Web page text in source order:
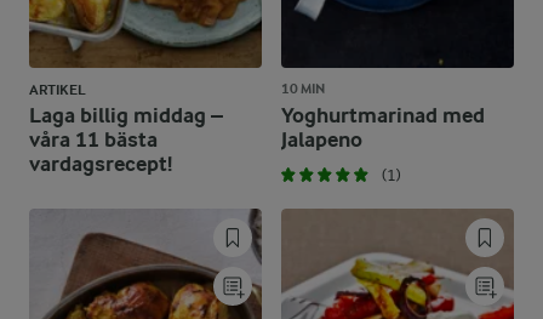
ARTIKEL
Laga billig middag –
våra 11 bästa
vardagsrecept!
10 MIN
Yoghurtmarinad med
Jalapeno
(1)